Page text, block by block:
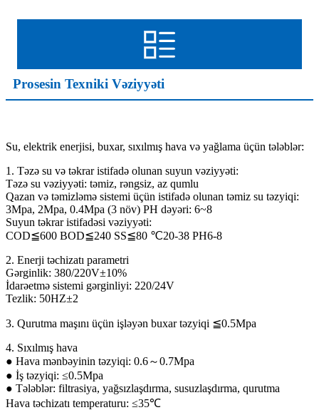
Prosesin Texniki Vəziyyəti
Su, elektrik enerjisi, buxar, sıxılmış hava və yağlama üçün tələblər:
1. Təzə su və təkrar istifadə olunan suyun vəziyyəti:
Təzə su vəziyyəti: təmiz, rəngsiz, az qumlu
Qazan və təmizləmə sistemi üçün istifadə olunan təmiz su təzyiqi:
3Mpa, 2Mpa, 0.4Mpa (3 növ) PH dəyəri: 6~8
Suyun təkrar istifadəsi vəziyyəti:
COD≦600 BOD≦240 SS≦80 ℃20-38 PH6-8
2. Enerji təchizatı parametri
Gərginlik: 380/220V±10%
İdarəetmə sistemi gərginliyi: 220/24V
Tezlik: 50HZ±2
3. Qurutma maşını üçün işləyən buxar təzyiqi ≦0.5Mpa
4. Sıxılmış hava
● Hava mənbəyinin təzyiqi: 0.6～0.7Mpa
● İş təzyiqi: ≤0.5Mpa
● Tələblər: filtrasiya, yağsızlaşdırma, susuzlaşdırma, qurutma
Hava təchizatı temperaturu: ≤35℃